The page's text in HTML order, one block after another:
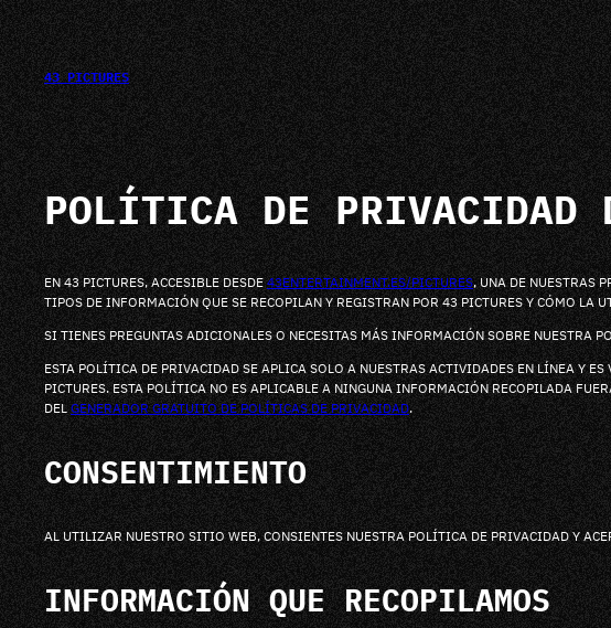
SALTAR
AL
CONTENIDO
43 PICTURES
POLÍTICA DE PRIVACIDAD
EN 43 PICTURES, ACCESIBLE DESDE43ENTERTAINMENT.ES/PICTURES, UNA DE NUESTRAS
TIPOS DE INFORMACIÓN QUE SE RECOPILAN Y REGISTRAN POR 43 PICTURES Y CÓMO LA
SI TIENES PREGUNTAS ADICIONALES O NECESITAS MÁS INFORMACIÓN SOBRE NUESTRA
ESTA POLÍTICA DE PRIVACIDAD SE APLICA SOLO A NUESTRAS ACTIVIDADES EN LÍNEA Y
PICTURES. ESTA POLÍTICA NO ES APLICABLE A NINGUNA INFORMACIÓN RECOPILADA
DEL GENERADOR GRATUITO DE POLÍTICAS DE PRIVACIDAD.
CONSENTIMIENTO
AL UTILIZAR NUESTRO SITIO WEB, CONSIENTES NUESTRA POLÍTICA DE PRIVACIDAD Y
INFORMACIÓN QUE RECOPILAMOS